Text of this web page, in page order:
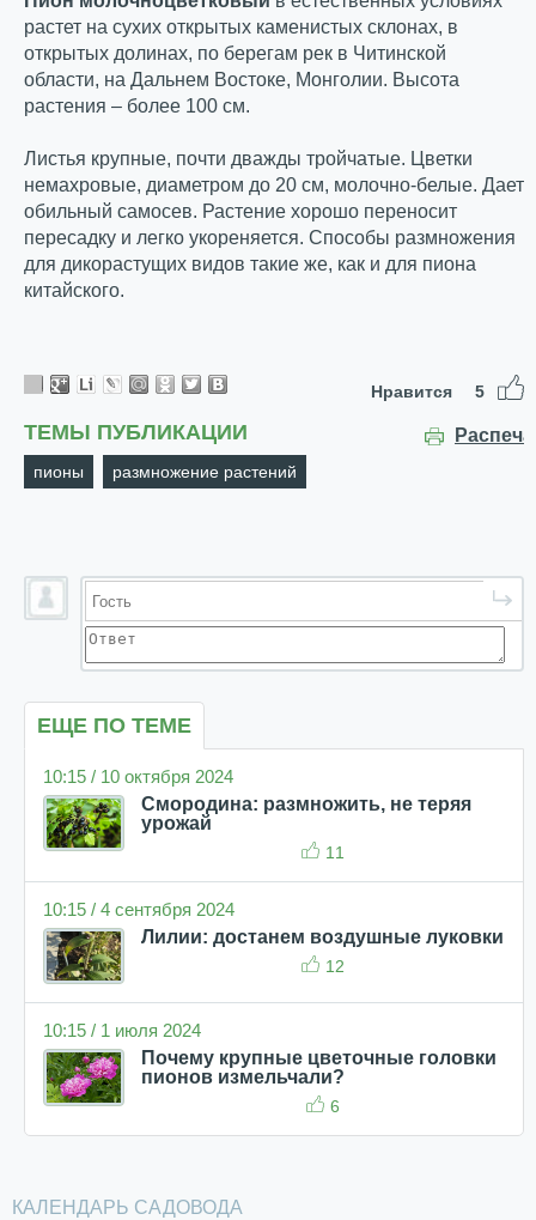
растет на сухих открытых каменистых склонах, в
открытых долинах, по берегам рек в Читинской
области, на Дальнем Востоке, Монголии. Высота
растения – более 100 см.
Листья крупные, почти дважды тройчатые. Цветки
немахровые, диаметром до 20 см, молочно-белые. Дает
обильный самосев. Растение хорошо переносит
пересадку и легко укореняется. Способы размножения
для дикорастущих видов такие же, как и для пиона
китайского.
Нравится 5
ТЕМЫ ПУБЛИКАЦИИ
пионы размножение растений
ЕЩЕ ПО ТЕМЕ
10:15 / 10 октября 2024
Смородина: размножить, не теряя
урожай
11
10:15 / 4 сентября 2024
Лилии: достанем воздушные луковки
12
10:15 / 1 июля 2024
Почему крупные цветочные головки
пионов измельчали?
6
КАЛЕНДАРЬ САДОВОДА